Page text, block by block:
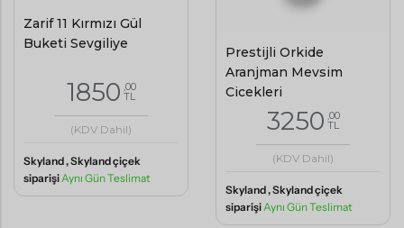
Zarif 11 Kırmızı Gül
Buketi Sevgiliye
1850 ,00
TL
(KDV Dahil)
Skyland , Skyland çiçek
siparişiAynı Gün Teslimat
Prestijli Orkide
Aranjman Mevsim
Çiçekleri
3250 ,00
TL
(KDV Dahil)
Skyland , Skyland çiçek
siparişi Aynı Gün Teslimat